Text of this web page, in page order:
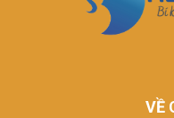
VỀ